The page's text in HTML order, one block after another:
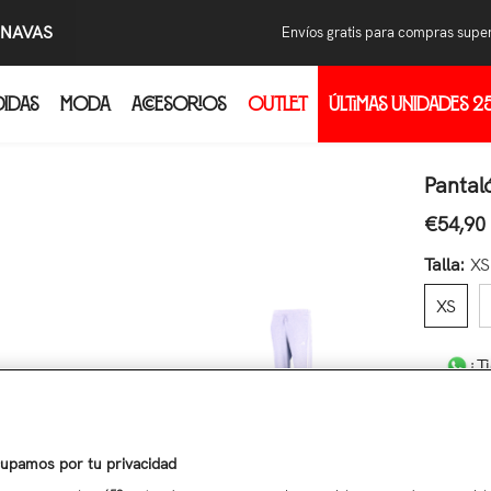
Envíos gratis para compras
Al
MODA ACCESORIOS OUTLET ÚLTIMAS UNIDADES
Precio
€54,90
Talla: XS
XS
por tu privacidad